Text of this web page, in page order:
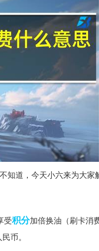
道，今天小六来为大家
受积分加倍换油（刷卡消
币。